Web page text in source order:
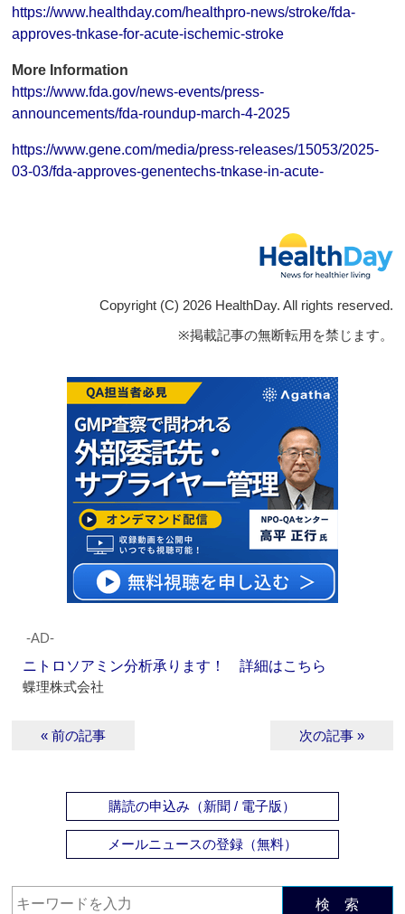
https://www.healthday.com/healthpro-news/stroke/fda-
approves-tnkase-for-acute-ischemic-stroke
More Information
https://www.fda.gov/news-events/press-
announcements/fda-roundup-march-4-2025
https://www.gene.com/media/press-releases/15053/2025-
03-03/fda-approves-genentechs-tnkase-in-acute-
Copyright (C) 2026 HealthDay. All rights reserved.
※掲載記事の無断転用を禁じます。
‐AD‐
ニトロソアミン分析承ります！ 詳細はこちら
蝶理株式会社
« 前の記事 次の記事 »
購読の申込み（新聞 / 電子版）
メールニュースの登録（無料）
検 索